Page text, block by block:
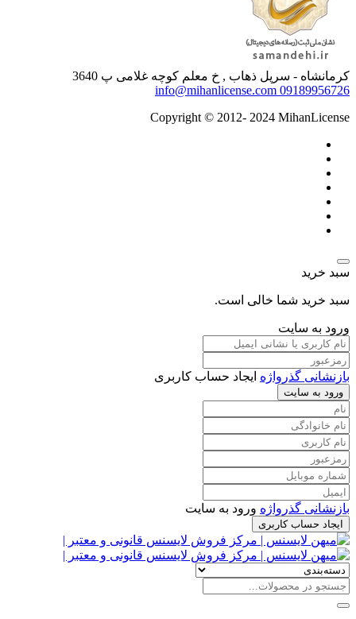
کرمانشاه - سرپل ذهاب , خ معلم کوچه غلامی پ 3640
09189956726
info@mihanlicense.com
Copyright © 2012- 2024 MihanLicense
سبد خرید
سبد خرید شما خالی است.
ورود به سایت
بازنشانی گذرواژه ایجاد حساب کاربری
ورود به سایت
بازنشانی گذرواژه ورود به سایت
ایجاد حساب کاربری